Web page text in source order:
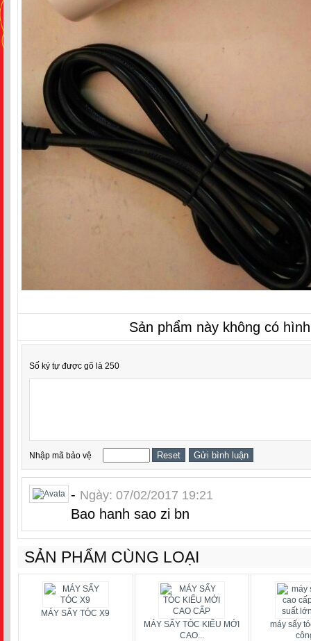
Sản phẩm này không có
Số ký tự được gõ là 250
Nhập mã bảo vệ
- Ngày: 07/02/2017 19:21
Bao hanh sao zi bn
SẢN PHẨM CÙNG LOẠI
MÁY SẤY TÓC X9
MÁY SẤY TÓC KIỂU MỚI
CAO...
máy sấy